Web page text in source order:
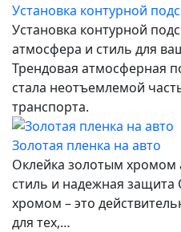
Установка контурной
Установка контурной
атмосфера и стиль для
Трендовая атмосферная
стала неотъемлемой
транспорта.
Золотая пленка на авто
Оклейка золотым хромом
стиль и надежная защита
хромом – это
для тех,…